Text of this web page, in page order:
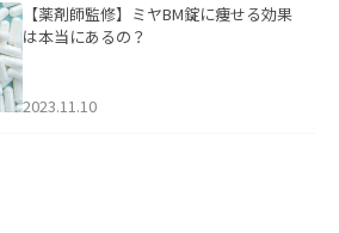
【薬剤師監修】ミヤBM錠に痩せる効果
は本当にあるの？
2023.11.10